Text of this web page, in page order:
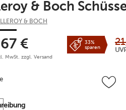
& Boch
& BOCH
€
MwSt. zzgl. Versand
33%
sparen